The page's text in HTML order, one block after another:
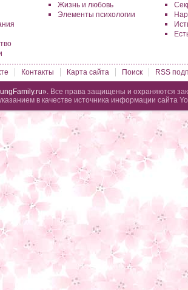
Жизнь и любовь
Элементы психологии
Контакты Карта сайта Поиск RSS
Все права защищены и охраняются
в качестве источника информации сайта